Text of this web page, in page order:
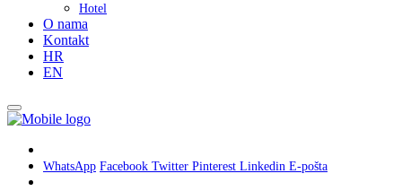
Hotel
O nama
Kontakt
HR
EN
WhatsApp Facebook Twitter Pinterest Linkedin E-pošta